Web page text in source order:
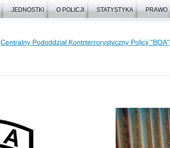
JEDNOSTKI O POLICJI STATYSTYKA PRAWO
Centralny Pododdział Kontrterrorystyczny Policji "BOA"